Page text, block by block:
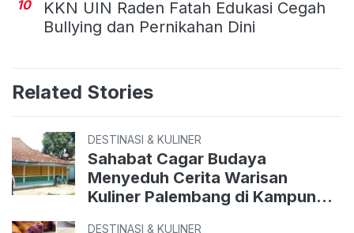
10
KKN UIN Raden Fatah Edukasi Cegah
Bullying dan Pernikahan Dini
Related Stories
DESTINASI & KULINER
Sahabat Cagar Budaya
Menyeduh Cerita Warisan
Kuliner Palembang di Kampung
DESTINASI & KULINER